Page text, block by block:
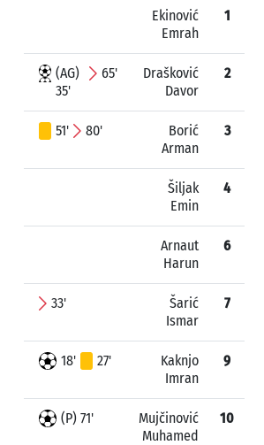
Ekinović
Emrah
1
(AG)
35'
65'
Drašković
Davor
2
51' 80'
Borić
Arman
3
Šiljak
Emin
4
Arnaut
Harun
6
33'
Šarić
Ismar
7
18' 27'
Kaknjo
Imran
9
(P) 71'
Mujčinović
Muhamed
10